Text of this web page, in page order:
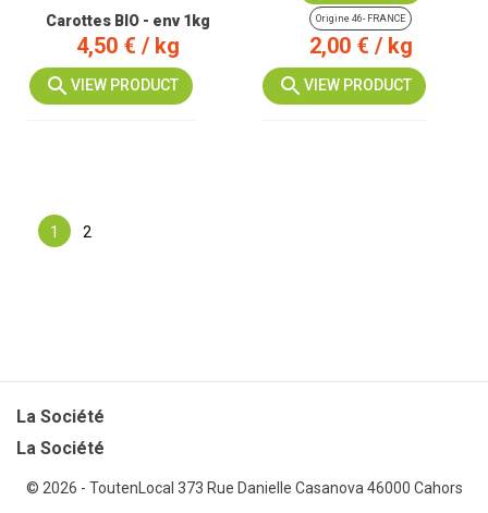
Carottes BIO - env 1kg
Prix
4,50 € / kg
VIEW PRODUCT
Origine 46- FRANCE
Prix
2,00 € / kg
VIEW PRODUCT
1 2
La Société
La Société
© 2026 - ToutenLocal 373 Rue Danielle Casanova 46000 Cahors